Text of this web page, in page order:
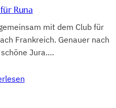
Runa
mit dem Club für
Frankreich. Genauer nach
Jura.…